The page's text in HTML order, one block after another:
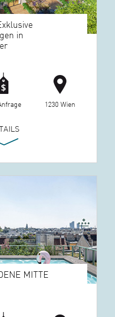
in
1230 Wien
MITTE